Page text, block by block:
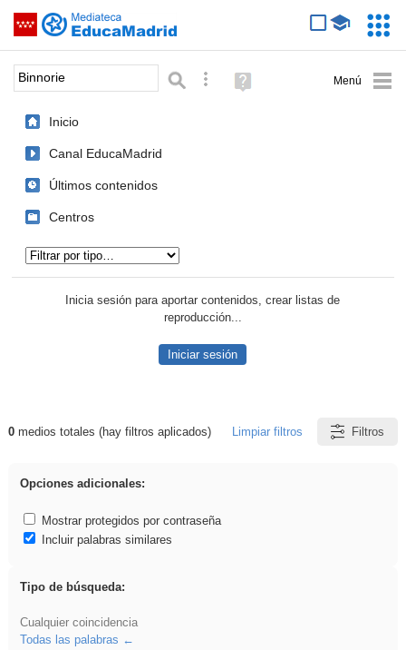
Saltar navegación
Palabra o frase: Búsqueda avanzada
Ayuda
(en
Inicio
Canal EducaMadrid
Últimos contenidos
Centros
Inicia sesión para aportar contenidos, crear listas de
reproducción...
Iniciar sesión
Resultados de: Binnorie
0medios totales (hay filtros aplicados) Limpiar filtros Filtros
Opciones adicionales:
Mostrar protegidos por contraseña
Incluir palabras similares
Tipo de búsqueda:
Cualquier coincidencia
Todas las palabras